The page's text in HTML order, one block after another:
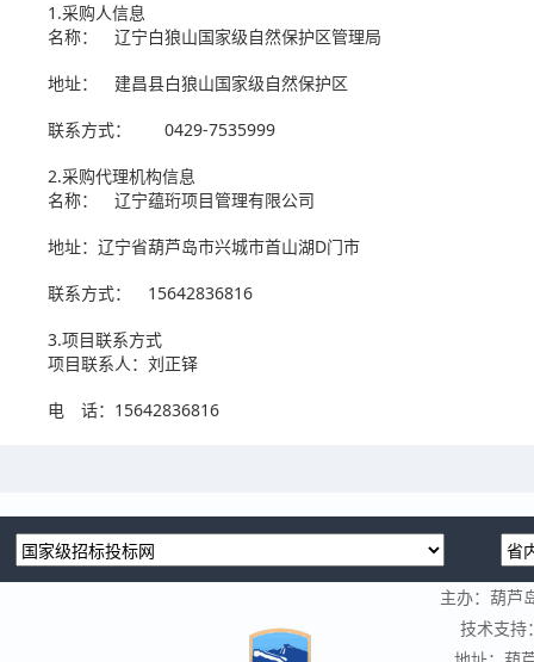
1.采购人信息
名称： 辽宁白狼山国家级自然保护区管
地址： 建昌县白狼山国家级自然保
联系方式： 0429-7535999
2.采购代理机构信息
名称： 辽宁蕴珩项目管理有限公司
地址：辽宁省葫芦岛市兴城市首山湖D门
联系方式： 15642836816
3.项目联系方式
项目联系人：刘正铎
电 话：15642836816
主办：葫芦
技术支持